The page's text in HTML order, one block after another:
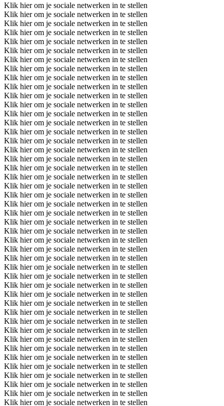
Klik hier om je sociale netwerken in te stellen
Klik hier om je sociale netwerken in te stellen
Klik hier om je sociale netwerken in te stellen
Klik hier om je sociale netwerken in te stellen
Klik hier om je sociale netwerken in te stellen
Klik hier om je sociale netwerken in te stellen
Klik hier om je sociale netwerken in te stellen
Klik hier om je sociale netwerken in te stellen
Klik hier om je sociale netwerken in te stellen
Klik hier om je sociale netwerken in te stellen
Klik hier om je sociale netwerken in te stellen
Klik hier om je sociale netwerken in te stellen
Klik hier om je sociale netwerken in te stellen
Klik hier om je sociale netwerken in te stellen
Klik hier om je sociale netwerken in te stellen
Klik hier om je sociale netwerken in te stellen
Klik hier om je sociale netwerken in te stellen
Klik hier om je sociale netwerken in te stellen
Klik hier om je sociale netwerken in te stellen
Klik hier om je sociale netwerken in te stellen
Klik hier om je sociale netwerken in te stellen
Klik hier om je sociale netwerken in te stellen
Klik hier om je sociale netwerken in te stellen
Klik hier om je sociale netwerken in te stellen
Klik hier om je sociale netwerken in te stellen
Klik hier om je sociale netwerken in te stellen
Klik hier om je sociale netwerken in te stellen
Klik hier om je sociale netwerken in te stellen
Klik hier om je sociale netwerken in te stellen
Klik hier om je sociale netwerken in te stellen
Klik hier om je sociale netwerken in te stellen
Klik hier om je sociale netwerken in te stellen
Klik hier om je sociale netwerken in te stellen
Klik hier om je sociale netwerken in te stellen
Klik hier om je sociale netwerken in te stellen
Klik hier om je sociale netwerken in te stellen
Klik hier om je sociale netwerken in te stellen
Klik hier om je sociale netwerken in te stellen
Klik hier om je sociale netwerken in te stellen
Klik hier om je sociale netwerken in te stellen
Klik hier om je sociale netwerken in te stellen
Klik hier om je sociale netwerken in te stellen
Klik hier om je sociale netwerken in te stellen
Klik hier om je sociale netwerken in te stellen
Klik hier om je sociale netwerken in te stellen